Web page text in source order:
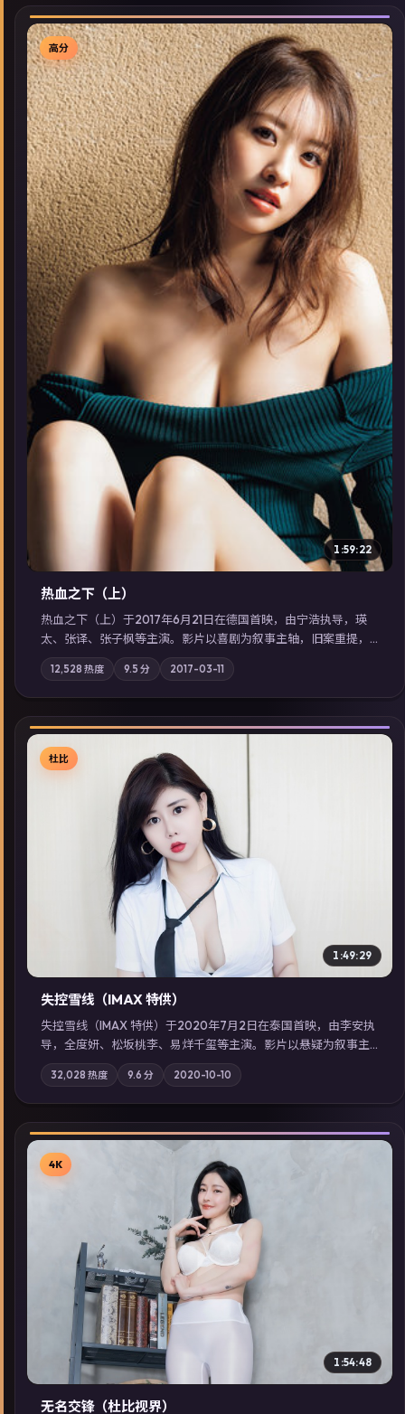
▶
高分
1:59:22
热血之下（上）
热血之下（上）于2017年6月21日在德国首映，由宁浩执导，瑛
太、张译、张子枫等主演。影片以喜剧为叙事主轴，旧案重提，
真相与谎言在同一条时间线上交锋；摄影与配乐强化地域气质；
站内亦可通过「国产免费观看高清电视剧在线看」延展检索同类
型高分佳作，畅享高清在线追剧体验。
12,528 热度 9.5 分 2017-03-11
▶
杜比
1:49:29
失控雪线（IMAX 特供）
失控雪线（IMAX 特供）于2020年7月2日在泰国首映，由李安执
导，全度妍、松坂桃李、易烊千玺等主演。影片以悬疑为叙事主
轴，旧案重提，真相与谎言在同一条时间线上交锋；摄影与配乐
强化地域气质；站内亦可通过「国产免费观看高清电视剧在线
看」延展检索同类型高分佳作，畅享高清在线追剧体验。
32,028 热度 9.6 分 2020-10-10
▶
4K
1:54:48
无名交锋（杜比视界）